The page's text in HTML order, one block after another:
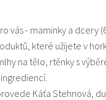
vás - maminky a dcery
které užijete v
na tělo, rtěnky s
Káťa Stehnová,